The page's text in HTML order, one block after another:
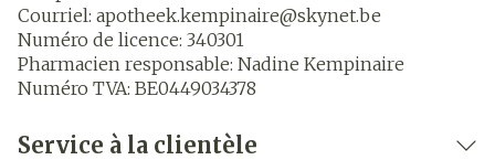
Courriel: apotheek.kempinaire@skynet.be
Numéro de licence: 340301
Pharmacien responsable: Nadine Kempinaire
Numéro TVA: BE0449034378
Service à la clientèle